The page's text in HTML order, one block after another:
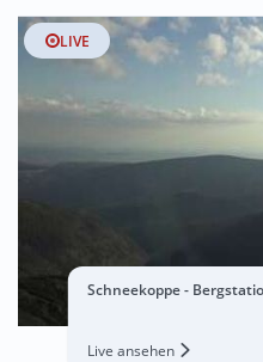
LIVE
Schneekoppe -
Live ansehen